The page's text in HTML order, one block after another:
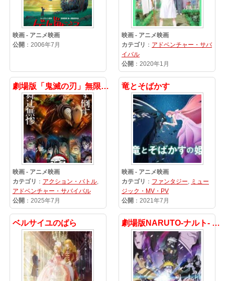
映画 - アニメ映画
公開 ：2006年7月
映画 - アニメ映画
カテゴリ ： アドベンチャー・サバ
イバル
公開 ：2020年1月
劇場版「鬼滅の刃」無限城編 第一章 猗窩座 再来
映画 - アニメ映画
カテゴリ ： アクション・バトル,
アドベンチャー・サバイバル
公開 ：2025年7月
竜とそばかす
映画 - アニメ映画
カテゴリ ： ファンタジー, ミュー
ジック・MV・PV
公開 ：2021年7月
ベルサイユのばら 劇場版NARUTO-ナルト- 大活劇！雪姫忍法帖だってばよ!!